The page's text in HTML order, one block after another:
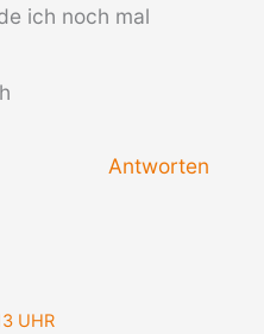
ich noch mal
Antworten
UHR